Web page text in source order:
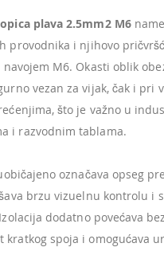
plava 2.5mm2 M6
provodnika i njihovo
M6. Okasti oblik
vezan za vijak, čak i pri
što je važno u
i razvodnim tablama.
označava opseg
brzu vizuelnu kontrolu i
dodatno povećava
kratkog spoja i omogućava